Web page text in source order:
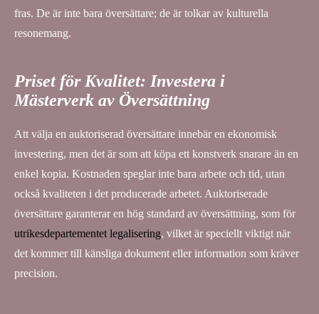
fras. De är inte bara översättare; de är tolkar av kulturella
resonemang.
Priset för Kvalitet: Investera i
Mästerverk av Översättning
Att välja en auktoriserad översättare innebär en ekonomisk
investering, men det är som att köpa ett konstverk snarare än en
enkel kopia. Kostnaden speglar inte bara arbete och tid, utan
också kvaliteten i det producerade arbetet. Auktoriserade
översättare garanterar en hög standard av översättning, som för
utrikesdepartementet legalisering, vilket är speciellt viktigt när
det kommer till känsliga dokument eller information som kräver
precision.